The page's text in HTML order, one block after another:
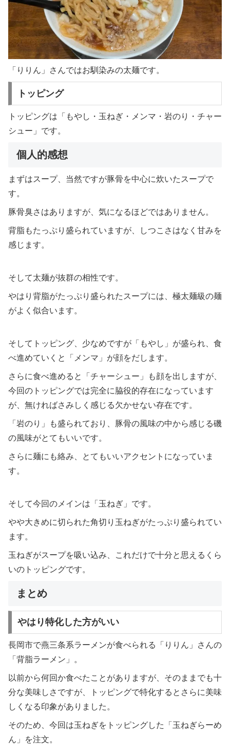
「りりん」さんではお馴染みの太麺です。
トッピング
トッピングは「もやし・玉ねぎ・メンマ・岩のり・チャー
シュー」です。
個人的感想
まずはスープ、当然ですが豚骨を中心に炊いたスープで
す。
豚骨臭さはありますが、気になるほどではありません。
背脂もたっぷり盛られていますが、しつこさはなく甘みを
感じます。
そして太麺が抜群の相性です。
やはり背脂がたっぷり盛られたスープには、極太麺級の麺
がよく似合います。
そしてトッピング、少なめですが「もやし」が盛られ、食
べ進めていくと「メンマ」が顔をだします。
さらに食べ進めると「チャーシュー」も顔を出しますが、
今回のトッピングでは完全に脇役的存在になっています
が、無ければさみしく感じる欠かせない存在です。
「岩のり」も盛られており、豚骨の風味の中から感じる磯
の風味がとてもいいです。
さらに麺にも絡み、とてもいいアクセントになっていま
す。
そして今回のメインは「玉ねぎ」です。
やや大きめに切られた角切り玉ねぎがたっぷり盛られてい
ます。
玉ねぎがスープを吸い込み、これだけで十分と思えるくら
いのトッピングです。
まとめ
やはり特化した方がいい
長岡市で燕三条系ラーメンが食べられる「りりん」さんの
「背脂ラーメン」。
以前から何回か食べたことがありますが、そのままでも十
分な美味しさですが、トッピングで特化するとさらに美味
しくなる印象がありました。
そのため、今回は玉ねぎをトッピングした「玉ねぎらーめ
ん」を注文。